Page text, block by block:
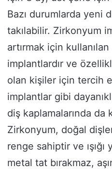
Bazı durumlarda yeni
takılabilir. Zirkonyum
artırmak için
implantlardır ve
olan kişiler için tercih
implantlar gibi
diş kaplamalarında da
Zirkonyum, doğal
renge sahiptir ve ışığı
metal tat bırakmaz,